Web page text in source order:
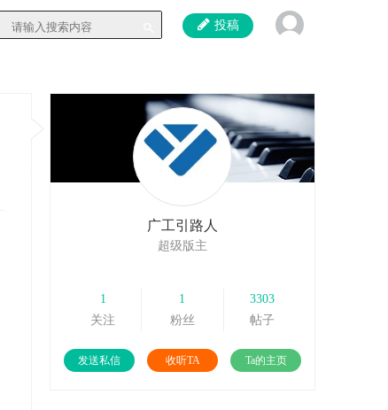
投稿
广工引路人
超级版主
1
关注
1
粉丝
3303
帖子
发送私信 收听TA Ta的主页